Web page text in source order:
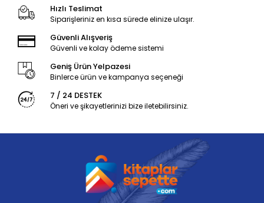
Hızlı Teslimat
Siparişleriniz en kısa sürede elinize ulaşır.
Güvenli Alışveriş
Güvenli ve kolay ödeme sistemi
Geniş Ürün Yelpazesi
Binlerce ürün ve kampanya seçeneği
7 / 24 DESTEK
Öneri ve şikayetlerinizi bize iletebilirsiniz.